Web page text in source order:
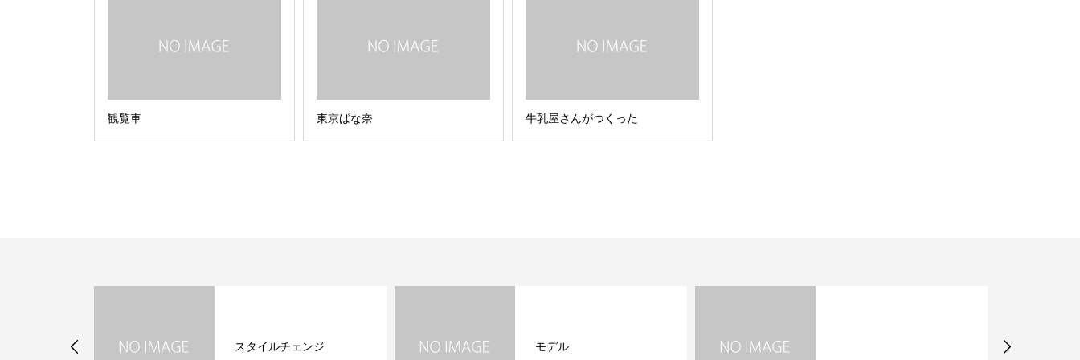
観覧車 東京ばな奈 牛乳屋さんがつくった
スタイルチェンジ モデル